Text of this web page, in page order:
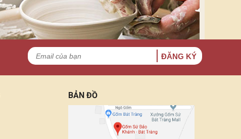
ĐĂNG KÝ
BẢN ĐỒ